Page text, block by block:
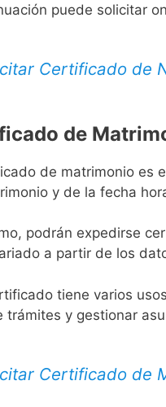
puede solicitar
Certificado de
de
de matrimonio es
y de la fecha
podrán expedirse
a partir de los
tiene varios
trámites y gestionar
Certificado de